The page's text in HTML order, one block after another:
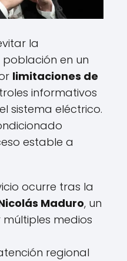
la
en un
limitaciones de
informativos
sistema eléctrico.
estable a
ocurre tras la
Maduro, un
medios
regional